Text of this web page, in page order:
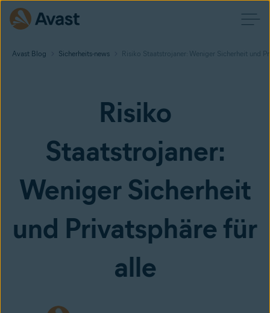
Avast Blog Sicherheits-news Risiko Staatstrojaner: Weniger Sicherheit und
Risiko
Staatstrojaner:
Weniger Sicherheit
und Privatsphäre für
alle